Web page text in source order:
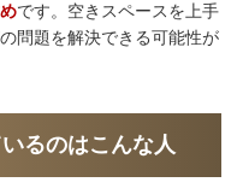
です。空きスペースを上手
問題を解決できる可能性が
るのはこんな人